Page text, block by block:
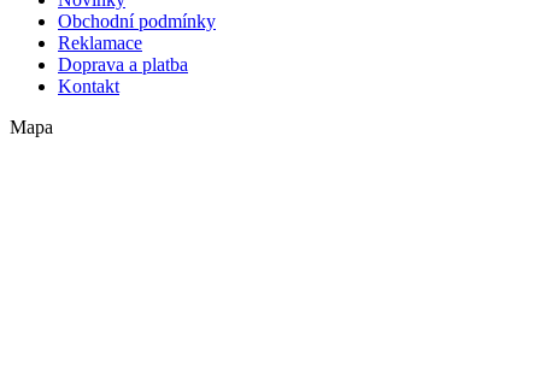
Obchodní podmínky
Reklamace
Doprava a platba
Kontakt
Mapa